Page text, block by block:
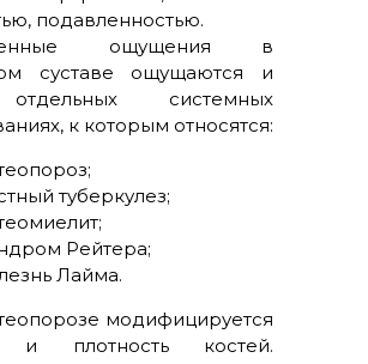
подавленностью.
ощущения в
суставе ощущаются и
системных
к которым относятся:
туберкулез;
Рейтера;
Лайма.
модифицируется
и плотность костей.